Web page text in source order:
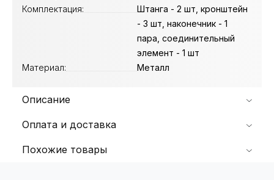
Комплектация:
Штанга - 2 шт, кронштейн
- 3 шт, наконечник - 1
пара, соединительный
элемент - 1 шт
Материал:
Металл
Описание
Оплата и доставка
Похожие товары